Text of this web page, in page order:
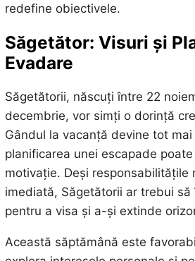
redefine obiectivele.
Săgetător: Visuri și
Evadare
Săgetătorii, născuți între 22
decembrie, vor simți o dorință
Gândul la vacanță devine tot
planificarea unei escapade
motivație. Deși responsabilitățile
imediată, Săgetătorii ar trebui
pentru a visa și a-și extinde
Această săptămână este